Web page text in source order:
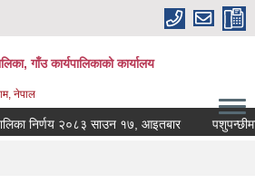
गाँउ कार्यपालिकाको कार्यालय
नेपाल
निर्णय २०८३ साउन १७, आइतबार पशुपन्छीमा